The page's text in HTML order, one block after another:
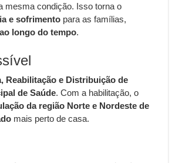
mesma condição. Isso torna o
e sofrimentopara as famílias,
longo do tempo.
Reabilitação e Distribuição de
de Saúde. Com a habilitação, o
da região Norte e Nordeste de
mais perto de casa.